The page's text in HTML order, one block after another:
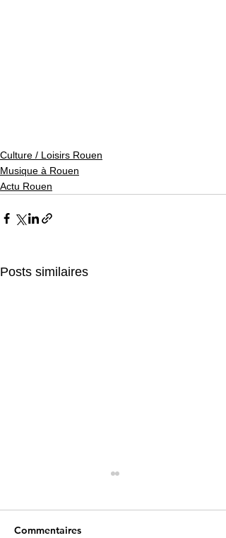
Culture / Loisirs Rouen
Musique à Rouen
Actu Rouen
Posts similaires
Commentaires